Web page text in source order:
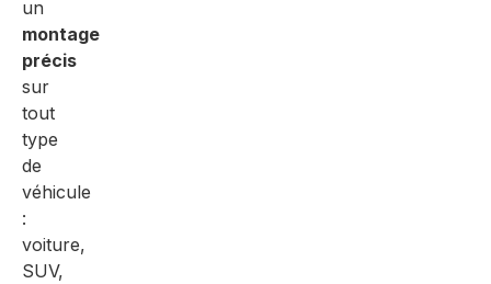
un
montage
précis
sur
tout
type
de
véhicule
:
voiture,
SUV,